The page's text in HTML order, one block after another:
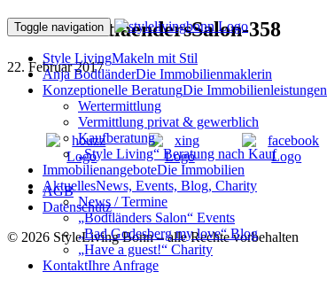
Toggle navigation
Style LivingMakeln mit Stil
Anja BodtländerDie Immobilienmaklerin
Konzeptionelle BeratungDie Immobilienleistungen
Wertermittlung
Vermittlung privat & gewerblich
Kaufberatung
„Style Living“ Beratung nach Kauf
ImmobilienangeboteDie Immobilien
AktuellesNews, Events, Blog, Charity
News / Termine
„Bodtländers Salon“ Events
„Bad Godesberg my love“ Blog
„Have a guest!“ Charity
KontaktIhre Anfrage
170216BodtlaendersSalon-358
22. Februar 2017
AGB
Datenschutz
© 2026 StyleLiving Bonn – alle Rechte vorbehalten